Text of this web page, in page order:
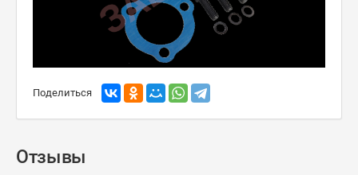
Поделиться
Отзывы